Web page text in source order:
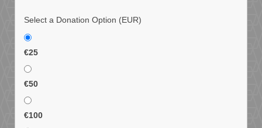
Select a Donation Option (EUR)
€25
€50
€100